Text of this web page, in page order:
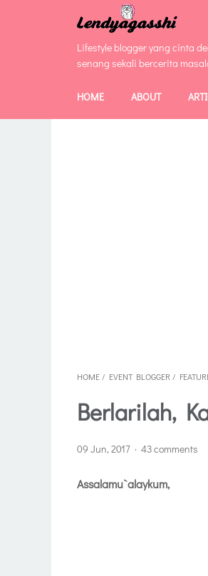
Lifestyle blogger yang cinta
senang sekali bercerita
HOME ABOUT
HOME / EVENT BLOGGER /
Berlarilah,
09 Jun, 2017 43 comments
Assalamu`alaykum,